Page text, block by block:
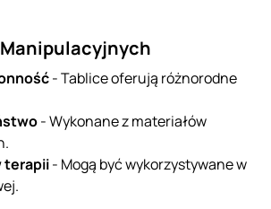
- Tablice oferują różnorodne
- Wykonane z materiałów
terapii- Mogą być wykorzystywane w